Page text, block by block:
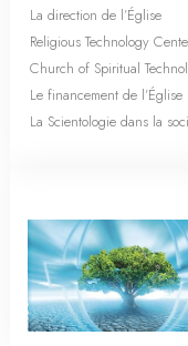
La direction de l’Église
Religious Technology
Church of Spiritual
Le financement de l’Église
La Scientologie dans la